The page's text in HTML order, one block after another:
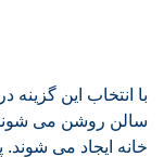
با انتخاب این
سالن روشن می شوند
خانه ایجاد می شوند.